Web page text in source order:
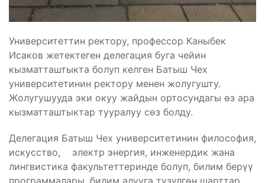
Университеттин ректору, профессор Каныбек
Исаков жетектеген делегация буга чейин
кызматташтыкта болуп келген Батыш Чех
университетинин ректору менен жолугушту.
Жолугушууда эки окуу жайдын ортосундагы өз ара
кызматташтыктар тууралуу сөз болду.
Делегация Батыш Чех университетинин философия,
искусство, электр энергия, инженердик жана
лингвистика факультеттеринде болуп, билим берүү